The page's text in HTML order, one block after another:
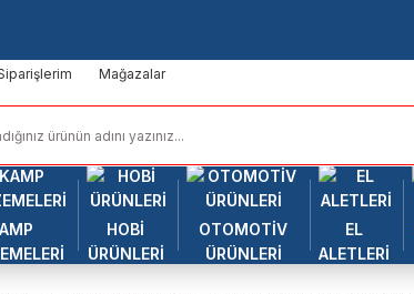
Mağazalar
HOBİ
ÜRÜNLERİ
OTOMOTİV
ÜRÜNLERİ
EL
ALETLERİ